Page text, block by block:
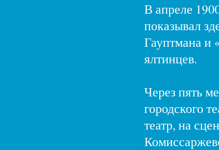
В апреле
показывал
Гауптмана и
ялтинцев.
Через пять
городского
театр, на